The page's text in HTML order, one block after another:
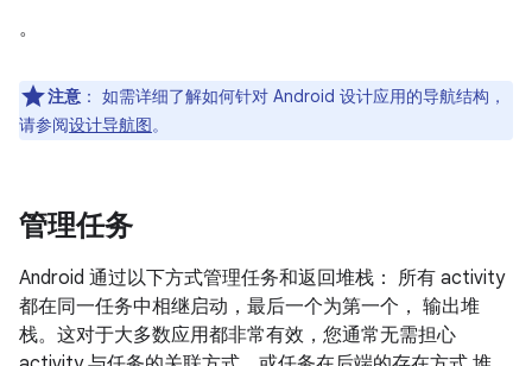
。
注意 ： 如需详细了解如何针对 Android 设计应用的导航结构，
请参阅设计导航图。
管理任务
Android 通过以下方式管理任务和返回堆栈： 所有 activity
都在同一任务中相继启动，最后一个为第一个， 输出堆
栈。这对于大多数应用都非常有效，您通常无需担心